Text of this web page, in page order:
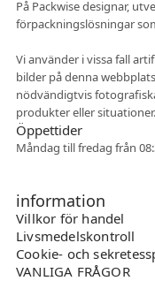
På Packwise designar,
förpackningslösningar
Vi använder i vissa fall
bilder på denna
nödvändigtvis
produkter eller situationer.
Öppettider
Måndag till fredag från
information
Villkor för handel
Livsmedelskontroll
Cookie- och
VANLIGA FRÅGOR